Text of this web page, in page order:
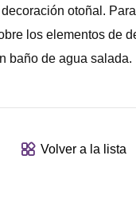
otoñal.
los elementos de
baño de agua salada.
Volver a la lista